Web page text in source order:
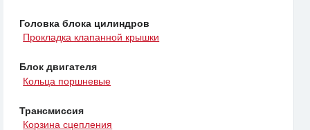
Головка блока цилиндров
Прокладка клапанной крышки
Блок двигателя
Кольца поршневые
Трансмиссия
Корзина сцепления